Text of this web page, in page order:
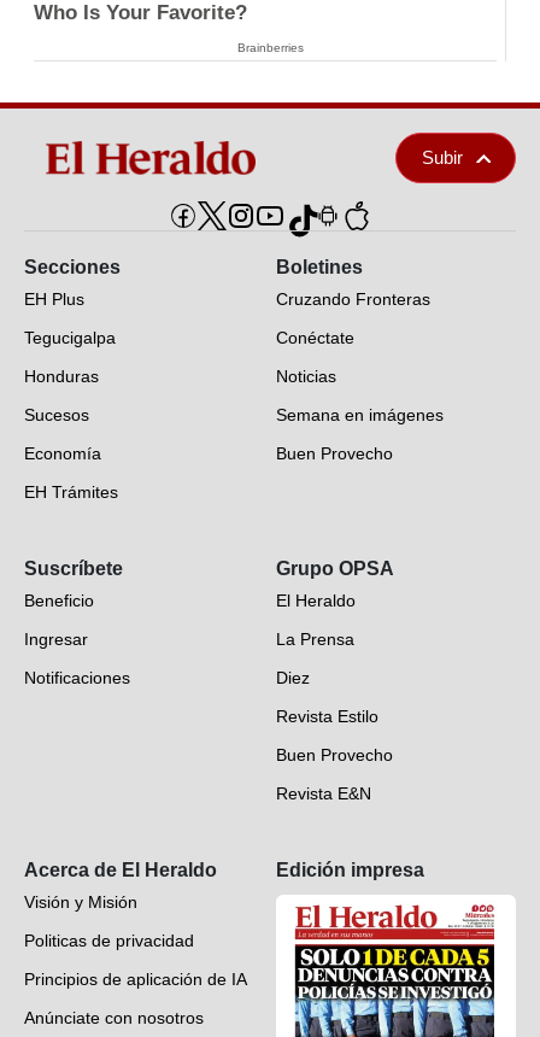
Who Is Your Favorite?
Brainberries
Subir
Secciones
EH Plus
Tegucigalpa
Honduras
Sucesos
Economía
EH Trámites
EH Verifica
Fotogalerías
Deportes
Videos
Boletines
Cruzando Fronteras
Conéctate
Noticias
Semana en imágenes
Buen Provecho
Suscríbete
Beneficio
Ingresar
Notificaciones
Grupo OPSA
El Heraldo
La Prensa
Diez
Revista Estilo
Buen Provecho
Revista E&N
Acerca de El Heraldo
Visión y Misión
Politicas de privacidad
Principios de aplicación de IA
Anúnciate con nosotros
Edición impresa